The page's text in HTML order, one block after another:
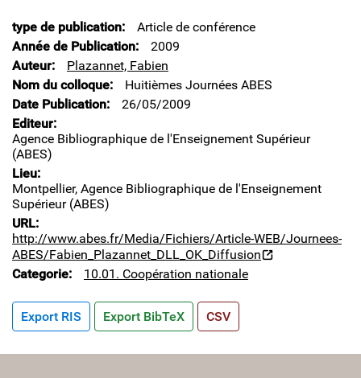
type de publication
Article de conférence
Année de Publication
2009
Auteur
Plazannet, Fabien
Nom du colloque
Huitièmes Journées ABES
Date Publication
26/05/2009
Editeur
Agence Bibliographique de l'Enseignement Supérieur
(ABES)
Lieu
Montpellier, Agence Bibliographique de l'Enseignement
Supérieur (ABES)
URL
http://www.abes.fr/Media/Fichiers/Article-WEB/Journees-
ABES/Fabien_Plazannet_DLL_OK_Diffusion
Categorie
10.01. Coopération nationale
Export RIS Export BibTeX CSV